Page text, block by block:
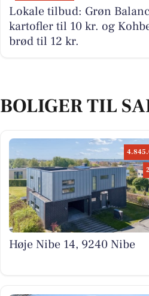
Lokale tilbud: Grøn
kartofler til 10 kr. og
brød til 12 kr.
BOLIGER TIL
Høje Nibe 14, 9240 Nibe